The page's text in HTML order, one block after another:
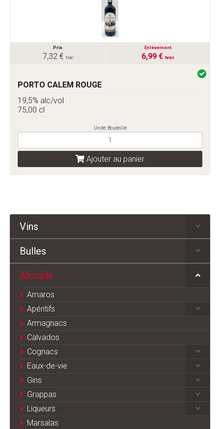
Prix
7,32 € tvac
Enlèvement
6,99 € tvac
PORTO CALEM ROUGE
19,5% alc/vol
75,00 cl
Unité: Bouteille
Ajouter au panier
Vins
Bulles
Alcools
Amaros
Apéritifs
Armagnacs
Calvados
Cognacs
Eaux-de-vie
Gins
Grappas
Liqueurs
Marsalas